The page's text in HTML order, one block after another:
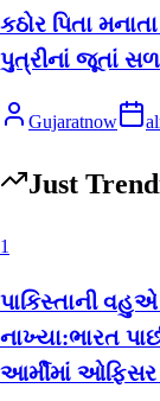
કઠોર પિતા
પુત્રીનાં જૂતાં
Gujaratnow
Just
1
પાકિસ્તાની
નાખ્યા:ભારત
આર્મીમાં